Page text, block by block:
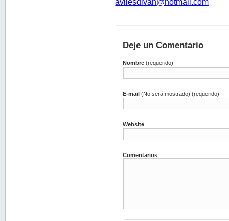
Deje un Comentario
Nombre (requerido)
E-mail (No será mostrado) (requerido)
Website
Comentarios